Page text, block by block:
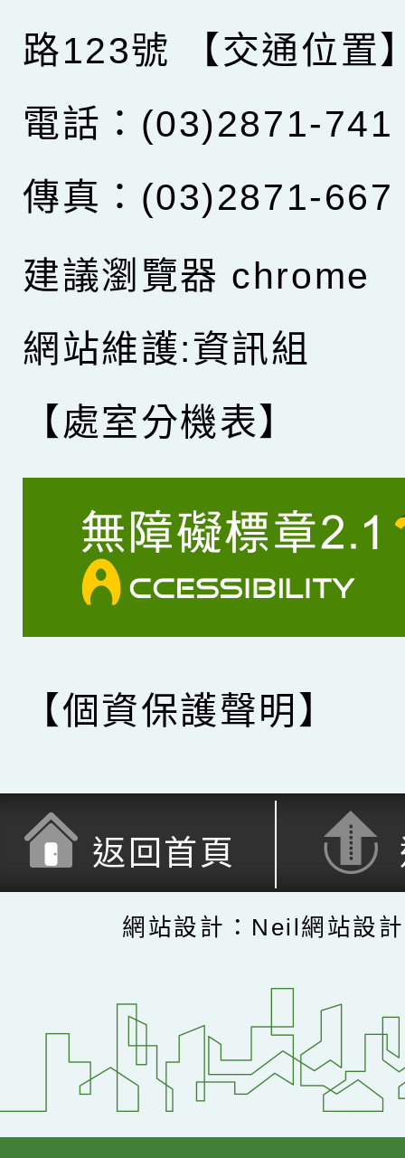
路123號
【交通位置
電話：(03)2871-741
傳真：(03)2871-667
建議瀏覽器 chrome
網站維護:資訊組
【處室分機表】
【個資保護聲明】
返回首頁
網站設計：Neil網站設